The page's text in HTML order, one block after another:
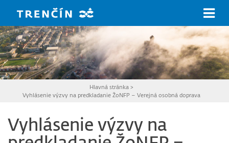
Hlavná stránka >
Vyhlásenie výzvy na predkladanie ŽoNFP – Verejná osobná doprava
Vyhlásenie výzvy na